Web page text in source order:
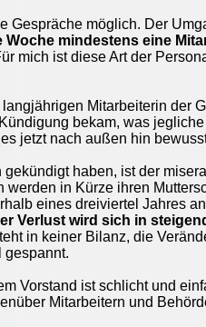
Gespräche möglich. Der
mindestens eine
mich ist diese Art der
Mitarbeiterin der
bekam, was
jetzt nach außen hin
haben, ist der
in Kürze ihren
eines dreiviertel Jahres
Verlust wird sich in
in keiner Bilanz, die
gespannt.
Vorstand ist schlicht und
Mitarbeitern und